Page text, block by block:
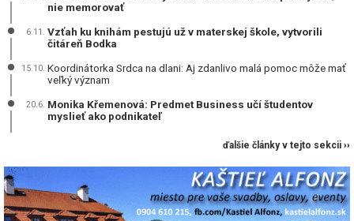
nie memorovať
6.11. Vzťah ku knihám pestujú už v materskej škole, vytvorili
čitáreň Bodka
15.10. Koordinátorka Srdca na dlani: Aj zdanlivo malá pomoc môže mať
veľký význam
20.6. Monika Křemenová: Predmet Business učí študentov
myslieť ako podnikateľ
ďalšie články v tejto sekcii ››